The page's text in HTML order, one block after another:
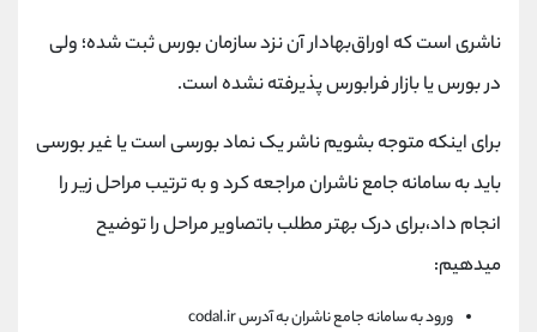
ناشری است که اوراق‌بهادار آن نزد سازمان بورس ثبت شده؛ ولی
در بورس یا بازار فرابورس پذیرفته نشده است.
برای اینکه متوجه بشویم ناشر یک نماد بورسی است یا غیر بورسی
باید به سامانه جامع ناشران مراجعه کرد و به ترتیب مراحل زیر را
انجام داد،برای درک بهتر مطلب باتصاویر مراحل را توضیح
میدهیم:
ورود به سامانه جامع ناشران به آدرس codal.ir